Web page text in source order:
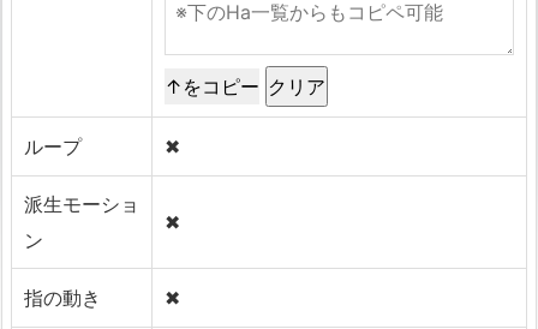
↑をコピー
ループ ✖
派生モーショ
ン
✖
指の動き ✖